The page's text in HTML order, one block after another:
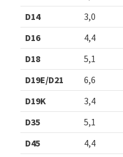
D14
3,0
D16
4,4
D18
5,1
D19E/D21
6,6
D19K
3,4
D35
5,1
D45
4,4